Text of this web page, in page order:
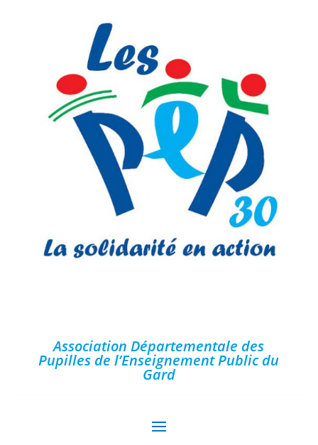
Association Départementale des
Pupilles de l’Enseignement Public du
Gard